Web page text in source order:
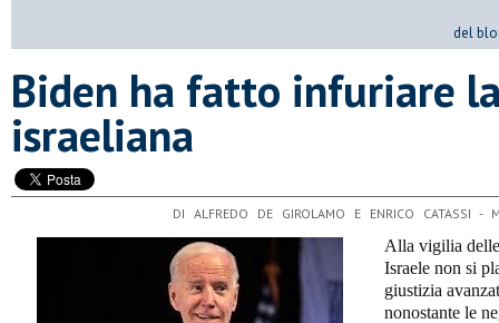
del
Biden ha fatto infuriare
israeliana
DI ALFREDO DE GIROLAMO E ENRICO CATASSI -
Alla vigilia
Israele non si
giustizia
nonostante le